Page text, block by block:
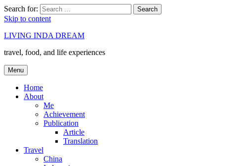
Search for: Search
Skip to content
LIVING INDA DREAM
travel, food, and life experiences
Menu
Home
About
Me
Achievement
Publication
Article
Translation
Travel
China